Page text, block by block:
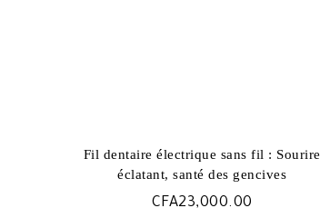
Fil dentaire électrique sans fil : Sourire
éclatant, santé des gencives
CFA23,000.00